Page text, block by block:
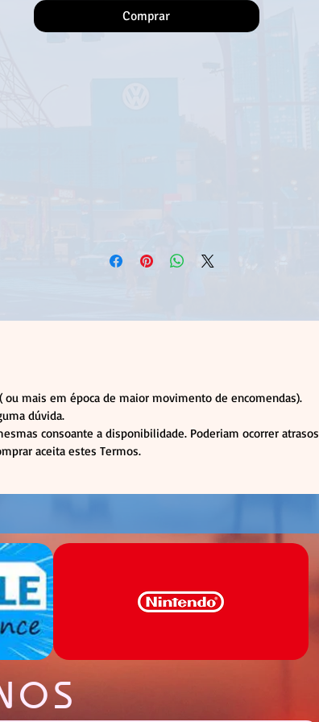
Forro interior correspondente.
Comprar
mais em época de maior movimento de encomendas).
dúvida.
consoante a disponibilidade. Poderiam ocorrer atrasos
aceita estes Termos.